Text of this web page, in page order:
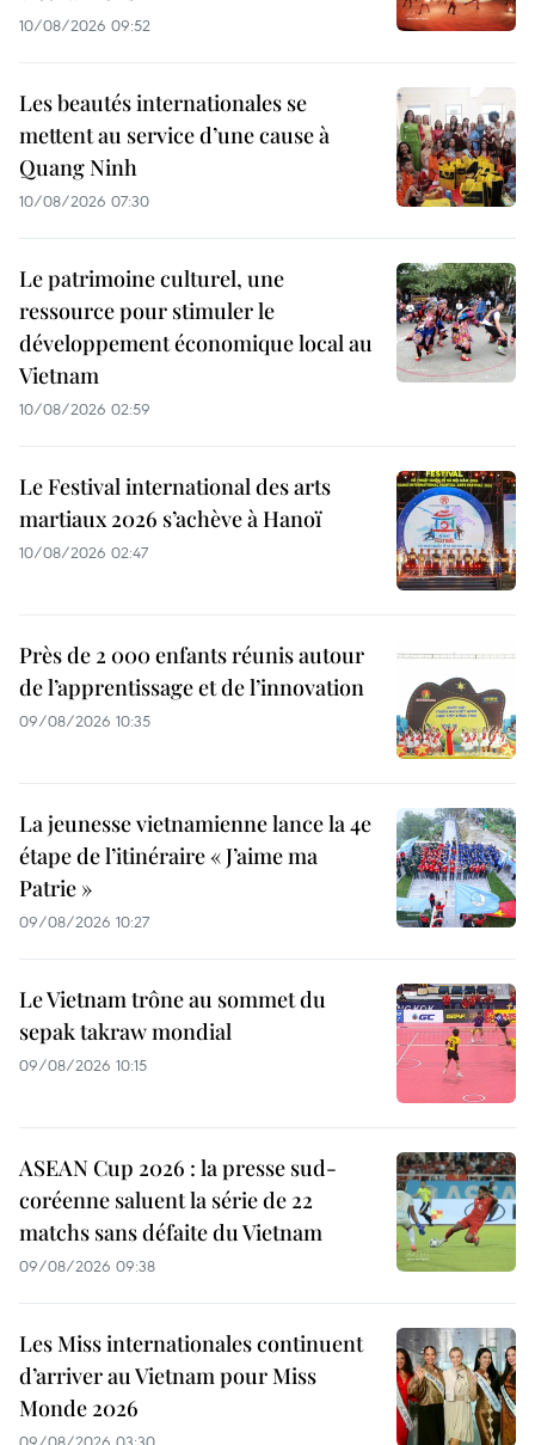
10/08/2026 09:52
Les beautés internationales se
mettent au service d’une cause à
Quang Ninh
10/08/2026 07:30
Le patrimoine culturel, une
ressource pour stimuler le
développement économique local au
Vietnam
10/08/2026 02:59
Le Festival international des arts
martiaux 2026 s’achève à Hanoï
10/08/2026 02:47
Près de 2 000 enfants réunis autour
de l’apprentissage et de l’innovation
09/08/2026 10:35
La jeunesse vietnamienne lance la 4e
étape de l’itinéraire « J’aime ma
Patrie »
09/08/2026 10:27
Le Vietnam trône au sommet du
sepak takraw mondial
09/08/2026 10:15
ASEAN Cup 2026 : la presse sud-
coréenne saluent la série de 22
matchs sans défaite du Vietnam
09/08/2026 09:38
Les Miss internationales continuent
d’arriver au Vietnam pour Miss
Monde 2026